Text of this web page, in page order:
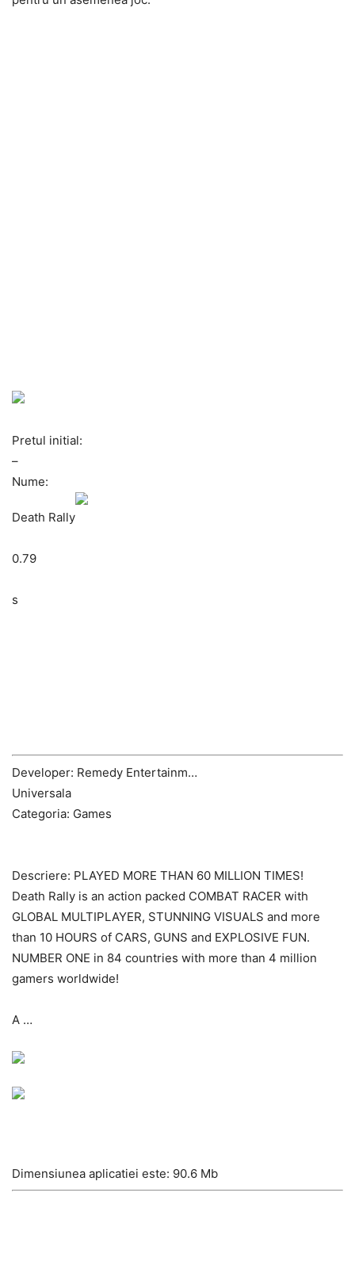
Pretul initial:
–
Nume:
Death Rally
0.79
s
Developer: Remedy Entertainm…
Universala
Categoria: Games
Descriere: PLAYED MORE THAN 60 MILLION TIMES!
Death Rally is an action packed COMBAT RACER with
GLOBAL MULTIPLAYER, STUNNING VISUALS and more
than 10 HOURS of CARS, GUNS and EXPLOSIVE FUN.
NUMBER ONE in 84 countries with more than 4 million
gamers worldwide!
A …
Dimensiunea aplicatiei este: 90.6 Mb